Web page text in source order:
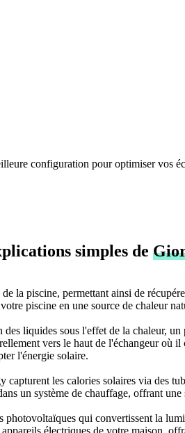
configuration pour optimiser vos
simples de
la piscine, permettant ainsi de
piscine en une source de chaleur
liquides sous l'effet de la chaleur,
vers le haut de l'échangeur où
l'énergie solaire.
les calories solaires via des
un système de chauffage, offrant
photovoltaïques qui convertissent la